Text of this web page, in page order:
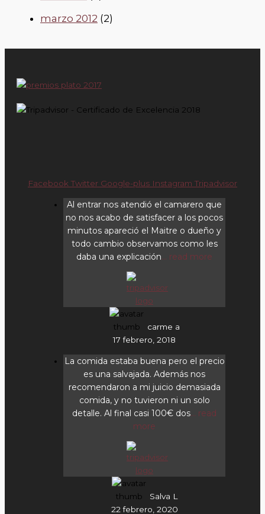
marzo 2012 (2)
Facebook Twitter Google-plus Instagram Tripadvisor
Al entrar nos atendió el camarero que
no nos acabo de satisfacer a los pocos
minutos apareció el Maitre o dueño y
todo cambio observamos como les
daba una explicación... read more
carme a
17 febrero, 2018
La comida estaba buena pero el precio
es una salvajada. Además nos
recomendaron a mi juicio demasiada
comida, y no tuvieron ni un solo
detalle. Al final casi 100€ dos... read
more
Salva L
22 febrero, 2020